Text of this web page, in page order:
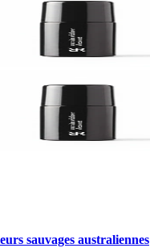
sauvages australiennes